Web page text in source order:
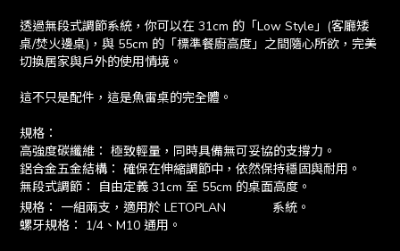
透過無段式調節系統，你可以在 31cm 的「Low Style」(客廳矮
桌/焚火邊桌)，與 55cm 的「標準餐廚高度」之間隨心所欲，完美
切換居家與戶外的使用情境。
這不只是配件，這是魚雷桌的完全體。
規格：
高強度碳纖維： 極致輕量，同時具備無可妥協的支撐力。
鋁合金五金結構： 確保在伸縮調節中，依然保持穩固與耐用。
無段式調節： 自由定義 31cm 至 55cm 的桌面高度。
規格： 一組兩支，適用於 LETOPLAN
系統。
螺牙規格： 1/4、M10 通用。